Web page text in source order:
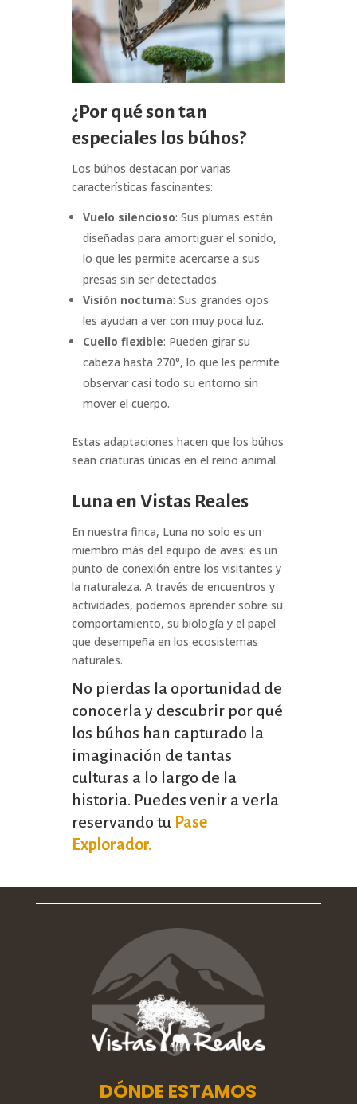
¿Por qué son tan
especiales los búhos?
Los búhos destacan por varias
características fascinantes:
Vuelo silencioso: Sus plumas están
diseñadas para amortiguar el sonido,
lo que les permite acercarse a sus
presas sin ser detectados.
Visión nocturna: Sus grandes ojos
les ayudan a ver con muy poca luz.
Cuello flexible: Pueden girar su
cabeza hasta 270°, lo que les permite
observar casi todo su entorno sin
mover el cuerpo.
Estas adaptaciones hacen que los búhos
sean criaturas únicas en el reino animal.
Luna en Vistas Reales
En nuestra finca, Luna no solo es un
miembro más del equipo de aves: es un
punto de conexión entre los visitantes y
la naturaleza. A través de encuentros y
actividades, podemos aprender sobre su
comportamiento, su biología y el papel
que desempeña en los ecosistemas
naturales.
No pierdas la oportunidad de
conocerla y descubrir por qué
los búhos han capturado la
imaginación de tantas
culturas a lo largo de la
historia. Puedes venir a verla
reservando tu Pase
Explorador.
DÓNDE ESTAMOS